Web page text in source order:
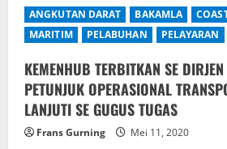
Idul
Fitri
1441
H,
Perketat
Pengawasan
Transportasi
ANGKUTAN DARAT BAKAMLA
MARITIM
PELABUHAN PELAYARAN
KEMENHUB TERBITKAN SE DIRJEN
PETUNJUK OPERASIONAL
LANJUTI SE GUGUS TUGAS
Frans Gurning Mei 11, 2020